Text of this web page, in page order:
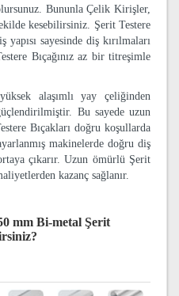
Bununla Çelik Kirişler,
kesebilirsiniz. Şerit Testere
sayesinde diş kırılmaları
Bıçağınız az bir titreşimle
alaşımlı yay çeliğinden
Bu sayede uzun
Bıçakları doğru koşullarda
makinelerde doğru diş
çıkarır. Uzun ömürlü Şerit
kazanç sağlanır.
mm Bi-metal Şerit